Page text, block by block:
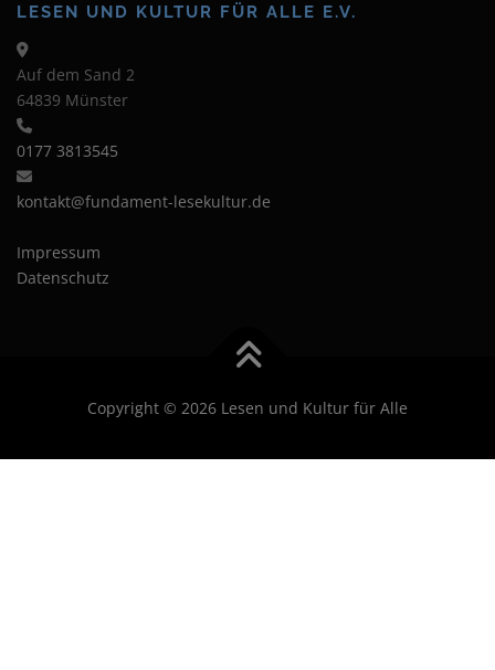
LESEN UND KULTUR FÜR ALLE E.V.
Auf dem Sand 2
64839 Münster
0177 3813545
kontakt@fundament-lesekultur.de
Impressum
Datenschutz
Copyright © 2026 Lesen und Kultur für Alle